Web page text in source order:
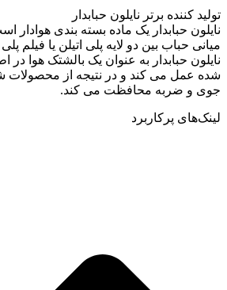
تولید کننده برتر نایلون حبابدار
نایلون حبابدار یک ماده بسته بندی هوادار
میانی حباب بین دو لایه پلی اتیلن یا فیلم
نایلون حبابدار به عنوان یک بالشتک هوا
شده عمل می کند و در نتیجه از محصولات
جوی و ضربه محافظت می کند.
لینک‌های پرکاربرد